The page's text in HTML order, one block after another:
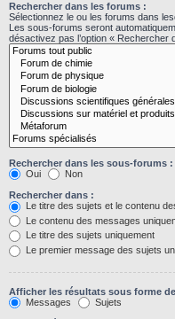
Rechercher dans les forums :
Sélectionnez le ou les forums dans
Les sous-forums seront
désactivez pas l’option « Rechercher
Rechercher dans les sous-forums :
Oui
Non
Rechercher dans :
Le titre des sujets et le contenu
Le contenu des messages
Le titre des sujets uniquement
Le premier message des sujets
Afficher les résultats sous forme
Messages
Sujets